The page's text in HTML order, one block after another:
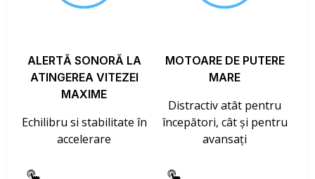
ALERTĂ SONORĂ LA
ATINGEREA VITEZEI
MAXIME
Echilibru si stabilitate în
accelerare
MOTOARE DE PUTERE
MARE
Distractiv atât pentru
începători, cât și pentru
avansați